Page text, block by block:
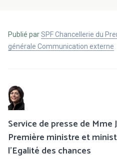
Publié parSPF Chancellerie du
générale Communication externe
Service de presse de Mme
Première ministre et
l'Egalité des chances